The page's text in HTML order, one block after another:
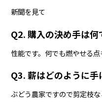
新聞を見て
Q2. 購入の決め手は何
性能です。何でも燃やせる
Q3. 薪はどのように手
ぶどう農家ですので剪定枝